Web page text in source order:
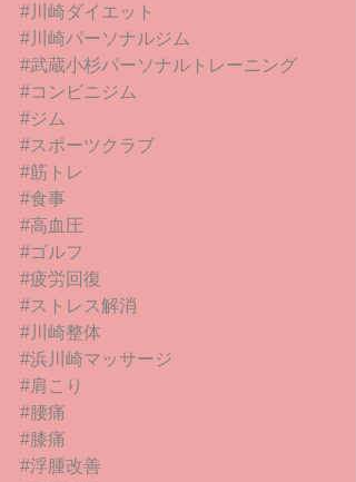
#川崎ダイエット
#川崎パーソナルジム
#武蔵小杉パーソナルトレーニング
#コンビニジム
#ジム
#スポーツクラブ
#筋トレ
#食事
#高血圧
#ゴルフ
#疲労回復
#ストレス解消
#川崎整体
#浜川崎マッサージ
#肩こり
#腰痛
#膝痛
#浮腫改善